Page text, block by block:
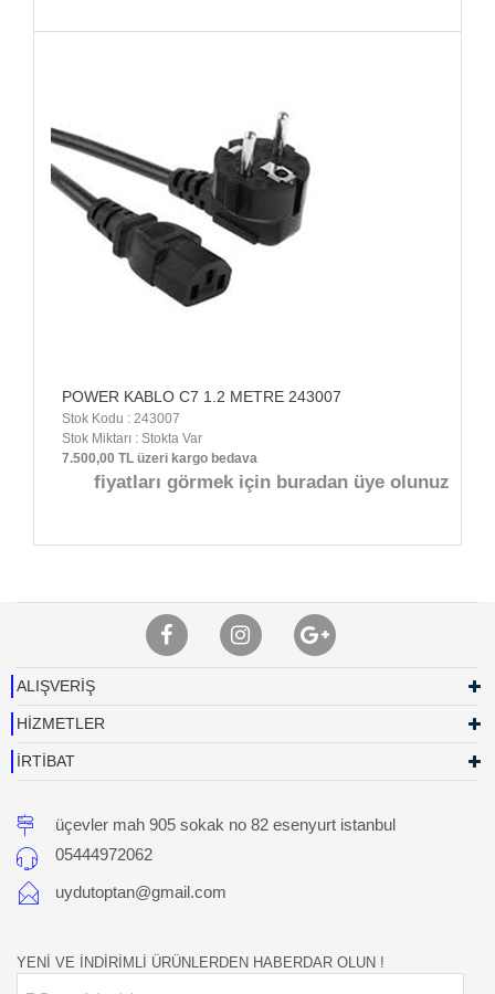
POWER KABLO C7 1.2 METRE 243007
Stok Kodu : 243007
Stok Miktarı : Stokta Var
7.500,00 TL üzeri kargo bedava
fiyatları görmek için buradan üye olunuz
ALIŞVERİŞ
HİZMETLER
İRTİBAT
üçevler mah 905 sokak no 82 esenyurt istanbul
05444972062
uydutoptan@gmail.com
YENİ VE İNDİRİMLİ ÜRÜNLERDEN HABERDAR OLUN !